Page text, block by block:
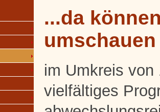
...da
umschauen
im Umkreis
vielfältiges